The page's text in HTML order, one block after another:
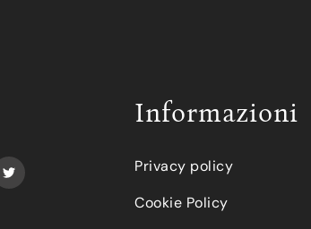
Informazioni
Privacy policy
Cookie Policy